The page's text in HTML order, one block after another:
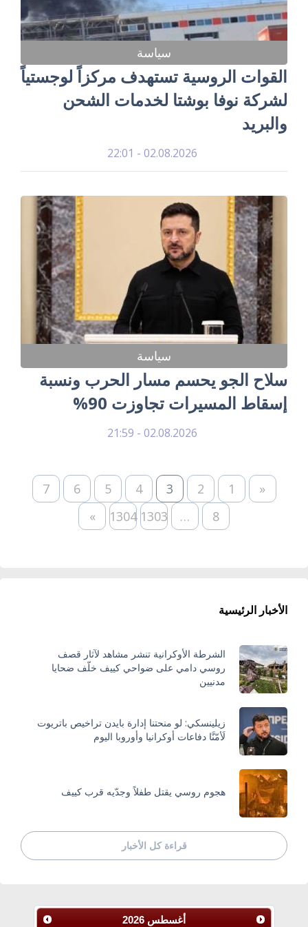
سياسة
القوات الروسية تستهدف مركزاً لوجستياً
لشركة نوفا بوشتا لخدمات الشحن
والبريد
02.08.2026 - 22:01
سياسة
سلاح الجو يحسم مسار الحرب ونسبة
إسقاط المسيرات تجاوزت 90%
02.08.2026 - 21:59
«
1
2
3
4
5
6
7
8
…
1303
1304
»
الأخبار الرئيسية
الشرطة الأوكرانية تنشر مشاهد لآثار قصف
روسي دامي على ضواحي كييف خلّف ضحايا
مدنيين
زيلينسكي: لو منحتنا إدارة بايدن تراخيص باتريوت
لَأمّنَّا دفاعات أوكرانيا وأوروبا اليوم
هجوم روسي يقتل طفلاً وجدّيه قرب كييف
قراءة كل الأخبار
أغسطس 2026